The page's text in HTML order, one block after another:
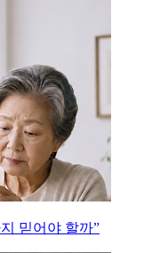
믿어야 할까”